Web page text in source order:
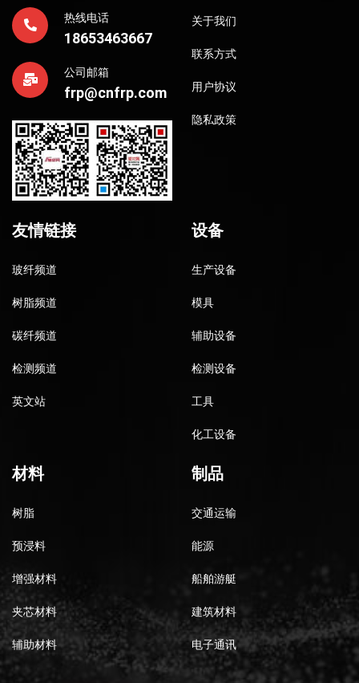
热线电话
18653463667
公司邮箱
frp@cnfrp.com
关于我们
联系方式
用户协议
隐私政策
友情链接
玻纤频道
树脂频道
碳纤频道
检测频道
英文站
设备
生产设备
模具
辅助设备
检测设备
工具
化工设备
材料
树脂
预浸料
增强材料
夹芯材料
辅助材料
制品
交通运输
能源
船舶游艇
建筑材料
电子通讯